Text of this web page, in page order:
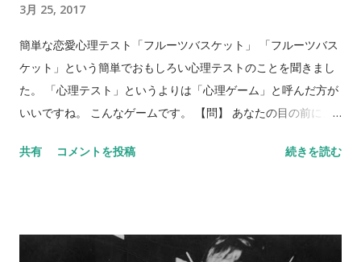
3月 25, 2017
簡単な恋愛心理テスト「フルーツバスケット」 「フルーツバス
ケット」という簡単でおもしろい心理テストのことを聞きまし
た。 「心理テスト」というよりは「心理ゲーム」と呼んだ方が
いいですね。 こんなゲームです。 【問】 あなたの目の前に、
ナナ、ぶどう、みかん、イチゴ、キウイが入っています。5種類
共有 コメントを投稿 続きを読む